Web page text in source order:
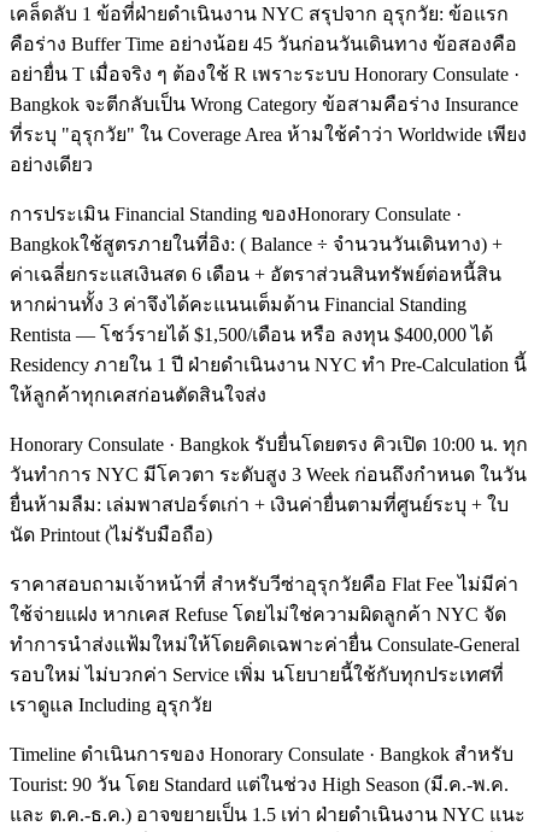
เคล็ดลับ 1 ข้อที่ฝ่ายดำเนินงาน NYC สรุปจาก อุรุกวัย: ข้อแรก
คือร่าง Buffer Time อย่างน้อย 45 วันก่อนวันเดินทาง ข้อสองคือ
อย่ายื่น T เมื่อจริง ๆ ต้องใช้ R เพราะระบบ Honorary Consulate ·
Bangkok จะตีกลับเป็น Wrong Category ข้อสามคือร่าง Insurance
ที่ระบุ "อุรุกวัย" ใน Coverage Area ห้ามใช้คำว่า Worldwide เพียง
อย่างเดียว
การประเมิน Financial Standing ของHonorary Consulate ·
Bangkokใช้สูตรภายในที่อิง: ( Balance ÷ จำนวนวันเดินทาง) +
ค่าเฉลี่ยกระแสเงินสด 6 เดือน + อัตราส่วนสินทรัพย์ต่อหนี้สิน
หากผ่านทั้ง 3 ค่าจึงได้คะแนนเต็มด้าน Financial Standing
Rentista — โชว์รายได้ $1,500/เดือน หรือ ลงทุน $400,000 ได้
Residency ภายใน 1 ปี ฝ่ายดำเนินงาน NYC ทำ Pre-Calculation นี้
ให้ลูกค้าทุกเคสก่อนตัดสินใจส่ง
Honorary Consulate · Bangkok รับยื่นโดยตรง คิวเปิด 10:00 น. ทุก
วันทำการ NYC มีโควตา ระดับสูง 3 Week ก่อนถึงกำหนด ในวัน
ยื่นห้ามลืม: เล่มพาสปอร์ตเก่า + เงินค่ายื่นตามที่ศูนย์ระบุ + ใบ
นัด Printout (ไม่รับมือถือ)
ราคาสอบถามเจ้าหน้าที่ สำหรับวีซ่าอุรุกวัยคือ Flat Fee ไม่มีค่า
ใช้จ่ายแฝง หากเคส Refuse โดยไม่ใช่ความผิดลูกค้า NYC จัด
ทำการนำส่งแฟ้มใหม่ให้โดยคิดเฉพาะค่ายื่น Consulate-General
รอบใหม่ ไม่บวกค่า Service เพิ่ม นโยบายนี้ใช้กับทุกประเทศที่
เราดูแล Including อุรุกวัย
Timeline ดำเนินการของ Honorary Consulate · Bangkok สำหรับ
Tourist: 90 วัน โดย Standard แต่ในช่วง High Season (มี.ค.-พ.ค.
และ ต.ค.-ธ.ค.) อาจขยายเป็น 1.5 เท่า ฝ่ายดำเนินงาน NYC แนะ